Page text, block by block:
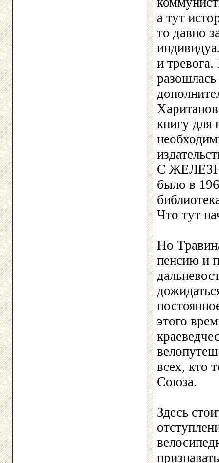
а тут
то давно
и
разошлась
книгу для
С
было в
Что тут
Но
пенсию и
этого
всех, кто
Союза.
Здесь